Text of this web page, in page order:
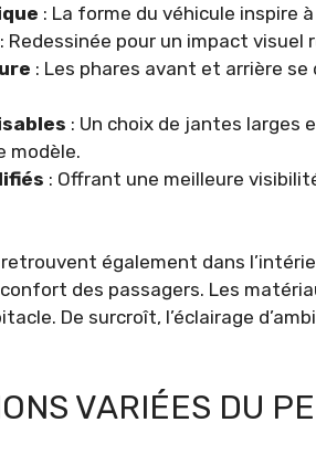
: La forme du véhicule inspire
: Redessinée pour un impact visuel
: Les phares avant et arrière
: Un choix de jantes larges
modèle.
: Offrant une meilleure
également dans
des passagers. Les
De surcroît, l’éclairage
VARIÉES DU